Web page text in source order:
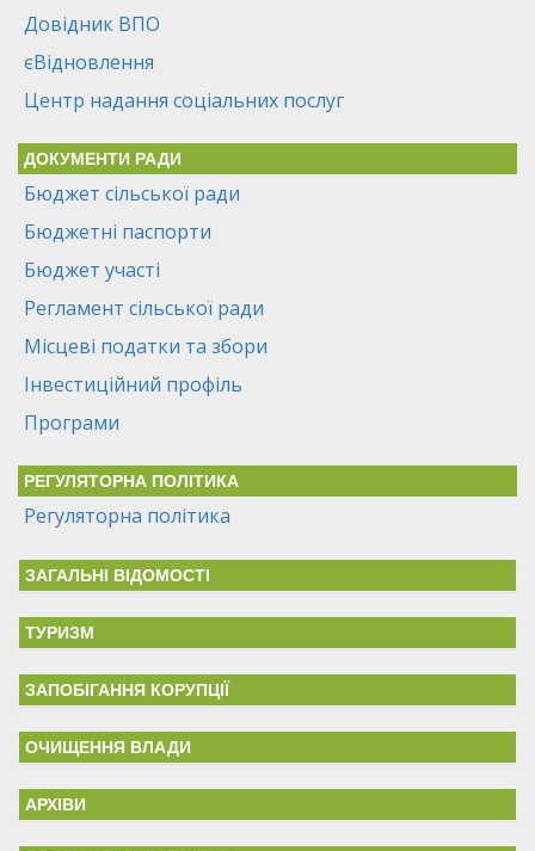
Довідник ВПО
єВідновлення
Центр надання соціальних послуг
ДОКУМЕНТИ РАДИ
Бюджет сільської ради
Бюджетні паспорти
Бюджет участі
Регламент сільської ради
Місцеві податки та збори
Інвестиційний профіль
Програми
РЕГУЛЯТОРНА ПОЛІТИКА
Регуляторна політика
ЗАГАЛЬНІ ВІДОМОСТІ
ТУРИЗМ
ЗАПОБІГАННЯ КОРУПЦІЇ
ОЧИЩЕННЯ ВЛАДИ
АРХІВИ